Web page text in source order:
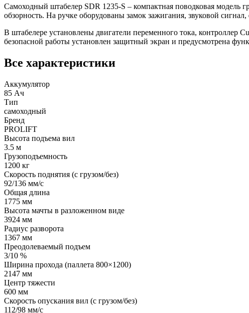
Самоходный штабелер SDR 1235-S – компактная поводковая модель
обзорность. На ручке оборудованы замок зажигания, звуковой
В штабелере установлены двигатели переменного тока, контроллер
безопасной работы установлен защитный экран и предусмотрена
Все характеристики
Аккумулятор
85 Ач
Тип
самоходный
Бренд
PROLIFT
Высота подъема вил
3.5 м
Грузоподъемность
1200 кг
Скорость поднятия (с грузом/без)
92/136 мм/с
Общая длина
1775 мм
Высота мачты в разложенном виде
3924 мм
Радиус разворота
1367 мм
Преодолеваемый подъем
3/10 %
Ширина прохода (паллета 800×1200)
2147 мм
Центр тяжести
600 мм
Скорость опускания вил (с грузом/без)
112/98 мм/с